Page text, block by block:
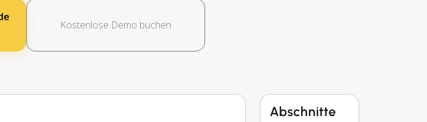
Kostenlose Demo buchen
Abschnitte